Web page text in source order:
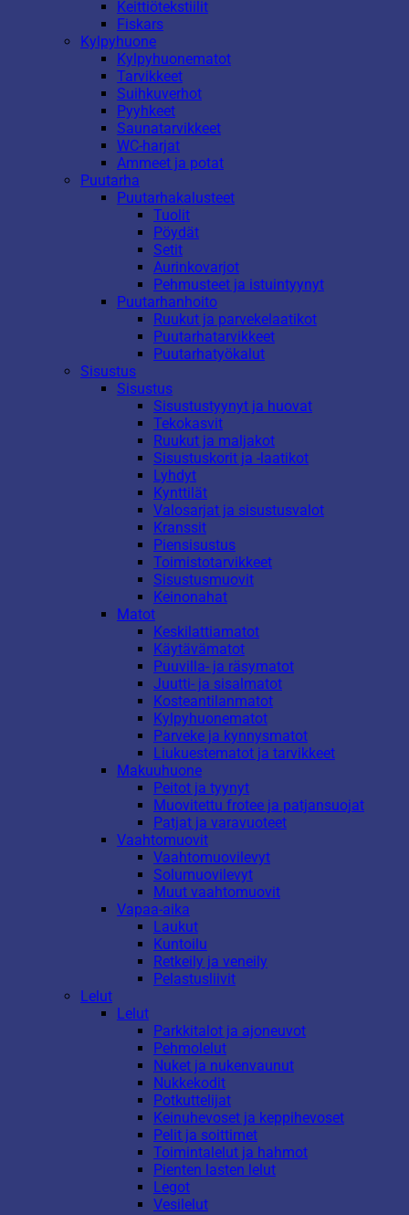
Keittiötekstiilit
Fiskars
Kylpyhuone
Kylpyhuonematot
Tarvikkeet
Suihkuverhot
Pyyhkeet
Saunatarvikkeet
WC-harjat
Ammeet ja potat
Puutarha
Puutarhakalusteet
Tuolit
Pöydät
Setit
Aurinkovarjot
Pehmusteet ja istuintyynyt
Puutarhanhoito
Ruukut ja parvekelaatikot
Puutarhatarvikkeet
Puutarhatyökalut
Sisustus
Sisustus
Sisustustyynyt ja huovat
Tekokasvit
Ruukut ja maljakot
Sisustuskorit ja -laatikot
Lyhdyt
Kynttilät
Valosarjat ja sisustusvalot
Kranssit
Piensisustus
Toimistotarvikkeet
Sisustusmuovit
Keinonahat
Matot
Keskilattiamatot
Käytävämatot
Puuvilla- ja räsymatot
Juutti- ja sisalmatot
Kosteantilanmatot
Kylpyhuonematot
Parveke ja kynnysmatot
Liukuestematot ja tarvikkeet
Makuuhuone
Peitot ja tyynyt
Muovitettu frotee ja patjansuojat
Patjat ja varavuoteet
Vaahtomuovit
Vaahtomuovilevyt
Solumuovilevyt
Muut vaahtomuovit
Vapaa-aika
Laukut
Kuntoilu
Retkeily ja veneily
Pelastusliivit
Lelut
Lelut
Parkkitalot ja ajoneuvot
Pehmolelut
Nuket ja nukenvaunut
Nukkekodit
Potkuttelijat
Keinuhevoset ja keppihevoset
Pelit ja soittimet
Toimintalelut ja hahmot
Pienten lasten lelut
Legot
Vesilelut